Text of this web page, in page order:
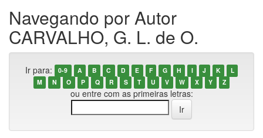
Navegando por Autor
CARVALHO, G. L. de O.
Ir para: 0-9 A B C D E F G H I J K
L
M
N O P Q R S T U V W X Y Z
ou entre com as primeiras letras: